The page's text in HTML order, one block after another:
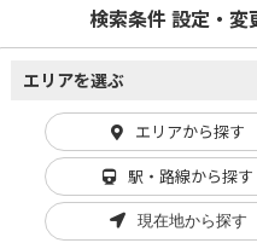
検索条件 設定・変
エリアを選ぶ
エリアから探す
駅・路線から探す
現在地から探す